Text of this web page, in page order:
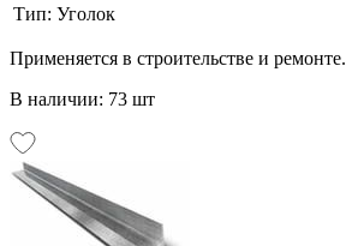
Тип: Уголок
Применяется в строительстве и ремонте.
В наличии: 73 шт